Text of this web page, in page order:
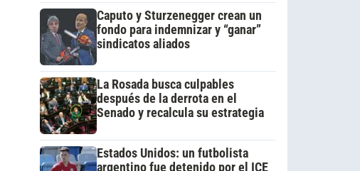
Caputo y Sturzenegger crean un
fondo para indemnizar y “ganar”
sindicatos aliados
La Rosada busca culpables
después de la derrota en el
Senado y recalcula su estrategia
Estados Unidos: un futbolista
argentino fue detenido por el ICE